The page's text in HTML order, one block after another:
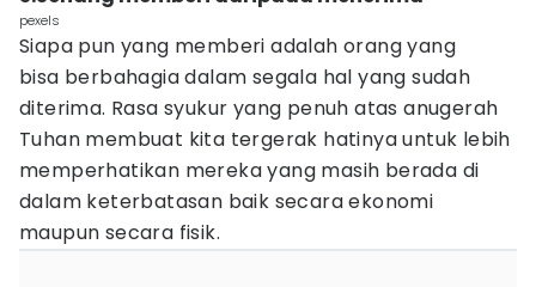
pexels
Siapa pun yang memberi adalah orang yang
bisa berbahagia dalam segala hal yang sudah
diterima. Rasa syukur yang penuh atas anugerah
Tuhan membuat kita tergerak hatinya untuk lebih
memperhatikan mereka yang masih berada di
dalam keterbatasan baik secara ekonomi
maupun secara fisik.